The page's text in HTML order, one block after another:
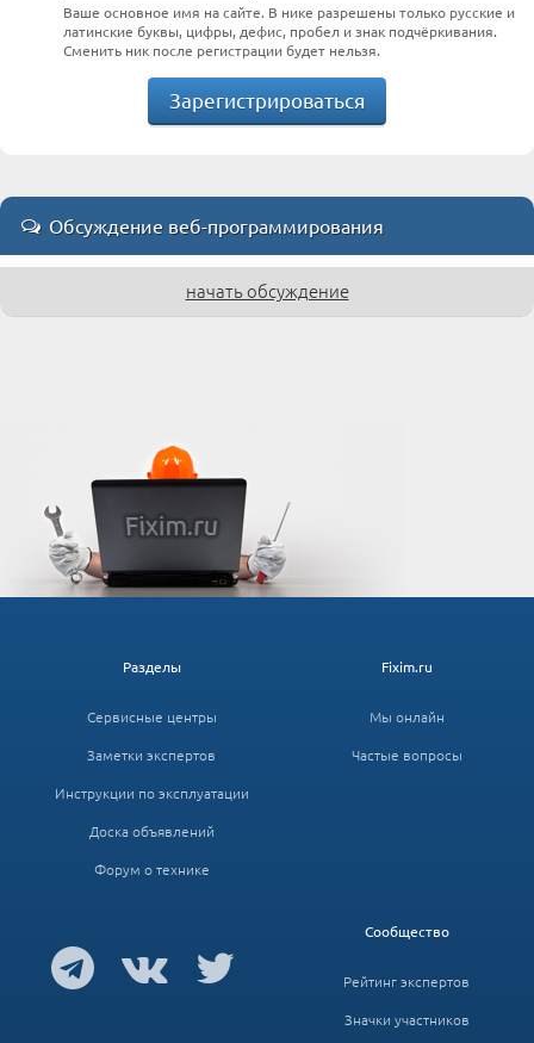
Ваше основное имя на сайте. В нике разрешены только русские и
латинские буквы, цифры, дефис, пробел и знак подчёркивания.
Сменить ник после регистрации будет нельзя.
Зарегистрироваться
Обсуждение веб-программирования
начать обсуждение
Fixim.ru
Мы онлайн
Частые вопросы
Разделы
Сервисные центры
Заметки экспертов
Инструкции по эксплуатации
Доска объявлений
Форум о технике
Сообщество
Рейтинг экспертов
Значки участников